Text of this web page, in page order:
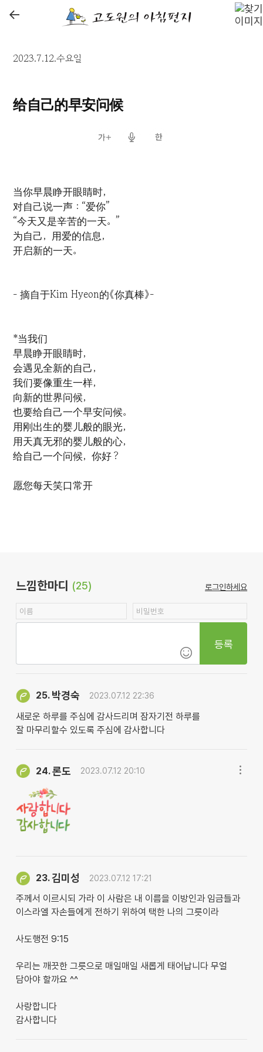
←
2023.7.12.수요일
给自己的早安问候
当你早晨睁开眼睛时，
对自己说一声：“爱你”
“今天又是辛苦的一天。”
为自己，用爱的信息，
开启新的一天。
- 摘自于Kim Hyeon的《你真棒》-
*当我们
早晨睁开眼睛时，
会遇见全新的自己，
我们要像重生一样，
向新的世界问候，
也要给自己一个早安问候。
用刚出生的婴儿般的眼光，
用天真无邪的婴儿般的心，
给自己一个问候，你好？
愿您每天笑口常开
느낌한마디 (25) 로그인하세요
등록
25. 박경숙 2023.07.12 22:36
새로운 하루를 주심에 감사드리며 잠자기전 하루를
잘 마무리할수 있도록 주심에 감사합니다
24.론도 2023.07.12 20:10
23.김미성 2023.07.12 17:21
주께서 이르시되 가라 이 사람은 내 이름을 이방인과 임금들과
이스라엘 자손들에게 전하기 위하여 택한 나의 그릇이라
사도행전 9:15
우리는 깨끗한 그릇으로 매일매일 새롭게 태어납니다 무얼
담아야 할까요 ^^
사랑합니다
감사합니다